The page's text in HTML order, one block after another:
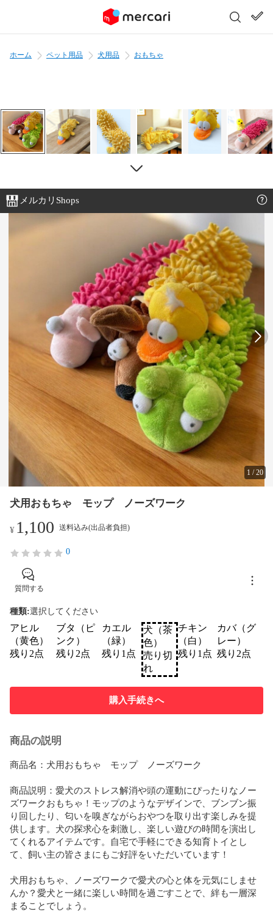
ホーム ペット用品 犬用品 おもちゃ
メルカリShops
1 /20
犬用おもちゃ モップ ノーズワーク
¥ 1,100 送料込み(出品者負担)
0
質問する
種類:選択してください
アヒル
（黄色）
残り2点
ブタ（ピ
ンク）
残り2点
カエル
（緑）
残り1点
犬（茶
色）
売り切
れ
チキン
（白）
残り1点
カバ（グ
レー）
残り2点
購入手続きへ
商品の説明
商品名：犬用おもちゃ　モップ　ノーズワーク
商品説明：愛犬のストレス解消や頭の運動にぴったりなノー
ズワークおもちゃ！モップのようなデザインで、ブンブン振
り回したり、匂いを嗅ぎながらおやつを取り出す楽しみを提
供します。犬の探求心を刺激し、楽しい遊びの時間を演出し
てくれるアイテムです。自宅で手軽にできる知育トイとし
て、飼い主の皆さまにもご好評をいただいています！
犬用おもちゃ、ノーズワークで愛犬の心と体を元気にしませ
んか？愛犬と一緒に楽しい時間を過ごすことで、絆も一層深
まることでしょう。